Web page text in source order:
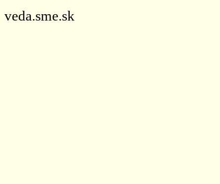
veda.sme.sk